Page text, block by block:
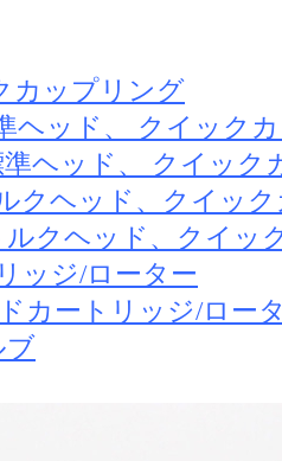
カップリング
ヘッド、 クイック
準ヘッド、 クイッ
クヘッド、クイッ
ルクヘッド、クイッ
ッジ/ローター
カートリッジ/ロー
ブ